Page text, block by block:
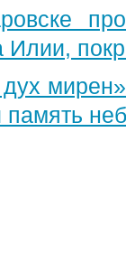
Илии,
память